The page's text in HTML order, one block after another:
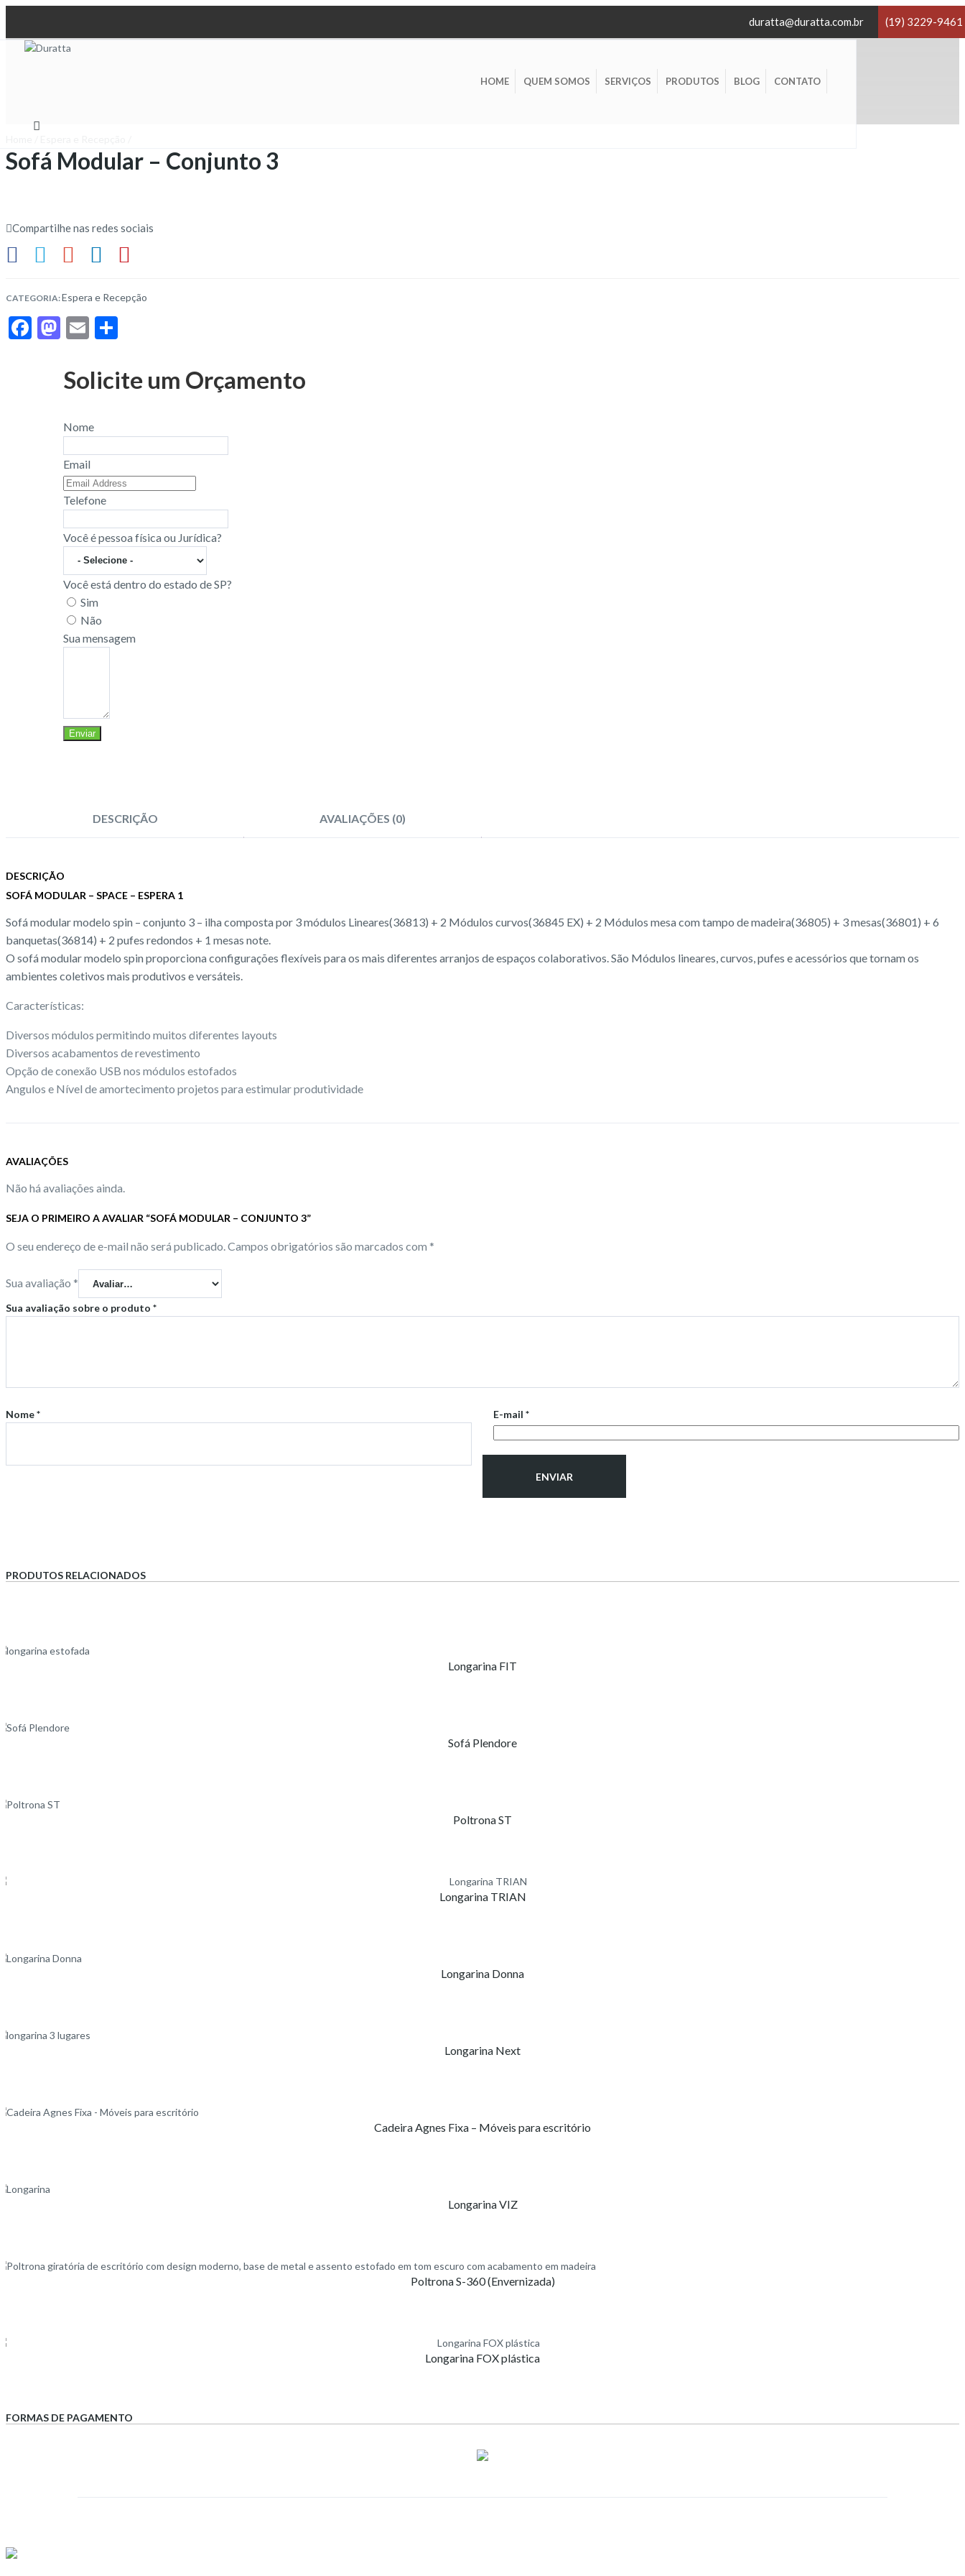
duratta@duratta.com.br (19) 3229-9461
HOME QUEM SOMOS SERVIÇOS PRODUTOS BLOG CONTATO
Sofá Modular – Conjunto 3
Compartilhe nas redes sociais
CATEGORIA:Espera e Recepção
F
M
to
d
o
n
E
ai
l
ar
e
Solicite um Orçamento
Nome
Email
Telefone
Você é pessoa física ou Jurídica?
Você está dentro do estado de SP?
Sim
Não
Sua mensagem
Enviar
DESCRIÇÃO AVALIAÇÕES (0)
DESCRIÇÃO
SOFÁ MODULAR – SPACE – ESPERA 1
Sofá modular modelo spin – conjunto 3 – ilha composta por 3 módulos Lineares(36813) + 2 Módulos curvos(36845 EX) + 2 Módulos mesa com tampo de madeira(36805) + 3 mesas(36801) + 6
banquetas(36814) + 2 pufes redondos + 1 mesas note.
O sofá modular modelo spin proporciona configurações flexíveis para os mais diferentes arranjos de espaços colaborativos. São Módulos lineares, curvos, pufes e acessórios que tornam os
ambientes coletivos mais produtivos e versáteis.
Características:
Diversos módulos permitindo muitos diferentes layouts
Diversos acabamentos de revestimento
Opção de conexão USB nos módulos estofados
Angulos e Nível de amortecimento projetos para estimular produtividade
AVALIAÇÕES
Não há avaliações ainda.
SEJA O PRIMEIRO A AVALIAR “SOFÁ MODULAR – CONJUNTO 3”
O seu endereço de e-mail não será publicado.Campos obrigatórios são marcados com *
Sua avaliação *
Sua avaliação sobre o produto *
Nome* E-mail *
PRODUTOS RELACIONADOS
Longarina FIT
Sofá Plendore
Poltrona ST
Longarina TRIAN
Longarina Donna
Longarina Next
Cadeira Agnes Fixa – Móveis para escritório
Longarina VIZ
Poltrona S-360 (Envernizada)
Longarina FOX plástica
FORMAS DE PAGAMENTO
×